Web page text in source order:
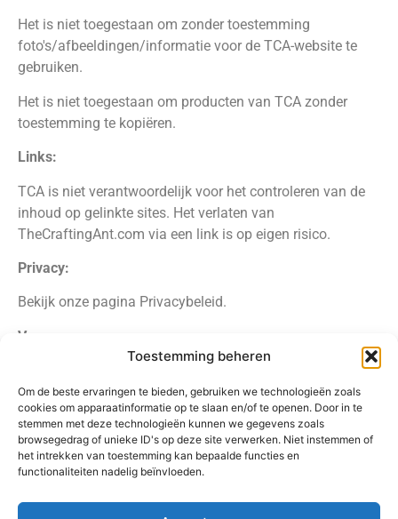
Toestemming beheren
Om de beste ervaringen te bieden, gebruiken we technologieën zoals
cookies om apparaatinformatie op te slaan en/of te openen. Door in te
stemmen met deze technologieën kunnen we gegevens zoals
browsegedrag of unieke ID's op deze site verwerken. Niet instemmen of
het intrekken van toestemming kan bepaalde functies en
functionaliteiten nadelig beïnvloeden.
Het is niet toegestaan om zonder toestemming
foto's/afbeeldingen/informatie voor de TCA-website te
gebruiken.
Het is niet toegestaan om producten van TCA zonder
toestemming te kopiëren.
Links:
TCA is niet verantwoordelijk voor het controleren van de
inhoud op gelinkte sites. Het verlaten van
TheCraftingAnt.com via een link is op eigen risico.
Privacy:
Bekijk onze pagina Privacybeleid.
Vragen:
Voor vragen over de algemene servicevoorwaarden
kunt u contact met ons opnemen via
Info@thecraftingant.com.